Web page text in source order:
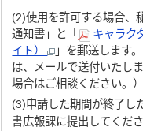
(2)使用を許可する場合、
通知書」と「
キャラク
イト）
」を郵送します
は、メールで送付いたし
場合はご相談ください。）
(3)申請した期間が終了し
書広報課に提出してくだ